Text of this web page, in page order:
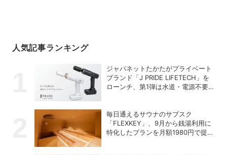
人気記事ランキング
ジャパネットたかたがプライベート
ブランド「J PRIDE LIFETECH」を
ローンチ、第1弾は水道・電源不要
毎日通えるサウナのサブスク
「FLEXKEY」、9月から銭湯利用に
特化したプランを月額1980円で提供